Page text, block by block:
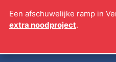
naarEen afschuwelijke ramp in
extra noodproject.